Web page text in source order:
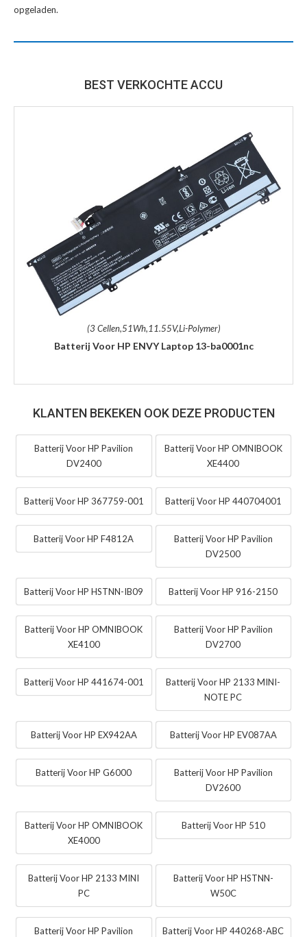
opgeladen.
BEST VERKOCHTE ACCU
(3 Cellen,51Wh,11.55V,Li-Polymer)
Batterij Voor HP ENVY Laptop 13-ba0001nc
KLANTEN BEKEKEN OOK DEZE PRODUCTEN
Batterij Voor HP Pavilion
DV2400
Batterij Voor HP OMNIBOOK
XE4400
Batterij Voor HP 367759-001 Batterij Voor HP 440704001
Batterij Voor HP F4812A
Batterij Voor HP Pavilion
DV2500
Batterij Voor HP HSTNN-IB09 Batterij Voor HP 916-2150
Batterij Voor HP OMNIBOOK
XE4100
Batterij Voor HP Pavilion
DV2700
Batterij Voor HP 441674-001
Batterij Voor HP 2133 MINI-
NOTE PC
Batterij Voor HP EX942AA Batterij Voor HP EV087AA
Batterij Voor HP G6000
Batterij Voor HP Pavilion
DV2600
Batterij Voor HP OMNIBOOK
XE4000
Batterij Voor HP 510
Batterij Voor HP 2133 MINI
PC
Batterij Voor HP HSTNN-
W50C
Batterij Voor HP Pavilion
Batterij Voor HP 440268-ABC